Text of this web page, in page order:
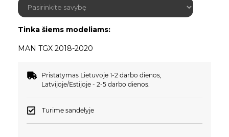
Tinka šiems modeliams:
MAN TGX 2018-2020
Pristatymas Lietuvoje 1-2 darbo dienos,
Latvijoje/Estijoje - 2-5 darbo dienos.
Turime sandėlyje